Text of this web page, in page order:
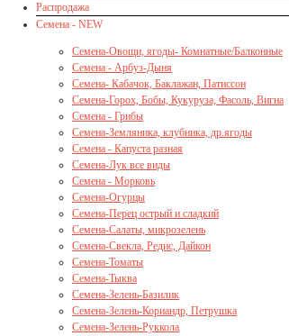
Распродажа
Семена - NEW
Семена-Овощи, ягоды- Комнатные/Балконные
Семена - Арбуз-Дыня
Семена- Кабачок, Баклажан, Патиссон
Семена-Горох, Бобы, Кукуруза, Фасоль, Вигна
Семена - Грибы
Семена-Земляника, клубника, др.ягоды
Семена - Капуста разная
Семена-Лук все виды
Семена - Морковь
Семена-Огурцы
Семена-Перец острый и сладкий
Семена-Салаты, микрозелень
Семена-Свекла, Редис, Дайкон
Семена-Томаты
Семена-Тыква
Семена-Зелень-Базилик
Семена-Зелень-Кориандр, Петрушка
Семена-Зелень-Руккола